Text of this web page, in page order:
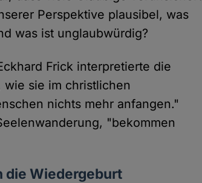
Perspektive plausibel, was
was ist unglaubwürdig?
Frick interpretierte die
sie im christlichen
nichts mehr anfangen."
"bekommen
die Wiedergeburt